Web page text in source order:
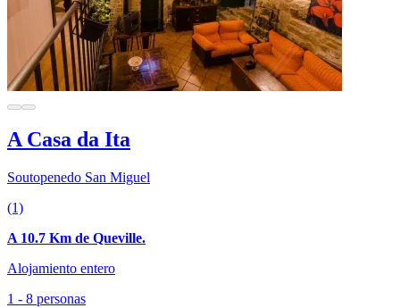
A Casa da Ita
Soutopenedo San Miguel
(1)
A 10.7 Km de Queville.
Alojamiento entero
1 - 8 personas